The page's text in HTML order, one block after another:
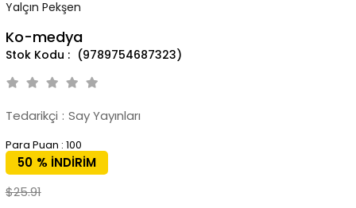
Yalçın Pekşen
Ko-medya
(9789754687323)
Tedarikçi : Say Yayınları
Para Puan : 100
%
50
İNDIRIM
$25.91